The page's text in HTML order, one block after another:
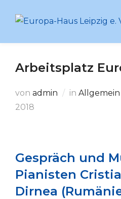
Inhalt
Arbeitsplatz
von admin in Allgemein
2018
Gespräch und
Pianisten
Dirnea